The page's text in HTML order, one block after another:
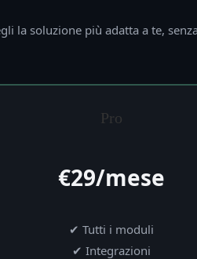
la soluzione più adatta a te,
Pro
€29/mese
✔ Tutti i moduli
✔ Integrazioni